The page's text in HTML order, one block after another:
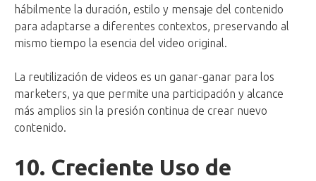
hábilmente la duración, estilo y mensaje del contenido
para adaptarse a diferentes contextos, preservando al
mismo tiempo la esencia del video original.
La reutilización de videos es un ganar-ganar para los
marketers, ya que permite una participación y alcance
más amplios sin la presión continua de crear nuevo
contenido.
10. Creciente Uso de